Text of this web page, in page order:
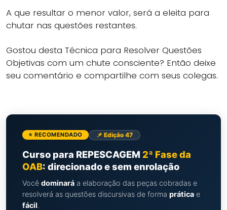
A que resultar o menor valor, será a eleita para
chutar nas questões restantes.
Gostou desta Técnica para Resolver Questões
Objetivas com um chute consciente? Então deixe
seu comentário e compartilhe com seus colegas.
⭐ RECOMENDADO 📌 Edição 47
Curso para REPESCAGEM 2ª Fase da
OAB: direcionado e sem enrolação
Você dominará a elaboração das peças cobradas e
resolverá as questões discursivas de forma prática e
fácil.